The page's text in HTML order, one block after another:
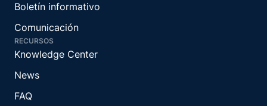
Boletín informativo
Comunicación
RECURSOS
Knowledge Center
News
FAQ